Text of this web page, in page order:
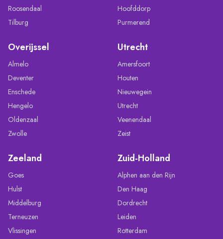
Roosendaal
Tilburg
Hoofddorp
Purmerend
Overijssel
Almelo
Deventer
Enschede
Hengelo
Oldenzaal
Zwolle
Utrecht
Amersfoort
Houten
Nieuwegein
Utrecht
Veenendaal
Zeist
Zeeland
Goes
Hulst
Middelburg
Terneuzen
Vlissingen
Zuid-Holland
Alphen aan den Rijn
Den Haag
Dordrecht
Leiden
Rotterdam